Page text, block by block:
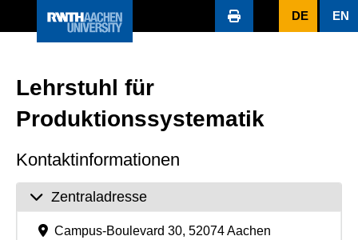
DE EN
Lehrstuhl für
Produktionssystematik
Kontaktinformationen
Zentraladresse
Campus-Boulevard 30, 52074 Aachen